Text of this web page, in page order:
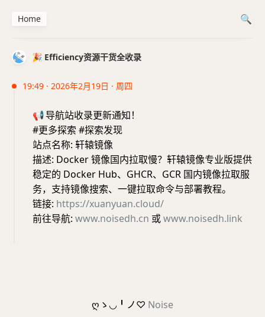
🎉 Efficiency资源干货全收录
19:49 · 2026年2月19日 · 周四
📢导航站收录更新通知！
#更多探索 #探索发现
站点名称: 轩辕镜像
描述: Docker 镜像国内拉取慢？轩辕镜像专业版提供
稳定的 Docker Hub、GHCR、GCR 国内镜像拉取服
务，支持镜像搜索、一键拉取命令与部署教程。
链接: https://xuanyuan.cloud/
前往导航: www.noisedh.cn 或www.noisedh.link
Home
ღゝ◡╹ノ♡ Noise